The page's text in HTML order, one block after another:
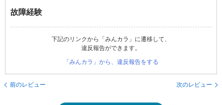
故障経験
下記のリンクから「みんカラ」に遷移して、
違反報告ができます。
「みんカラ」から、違反報告をする
前のレビュー 次のレビュー